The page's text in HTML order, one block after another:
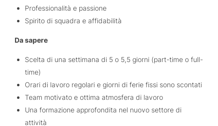
Professionalità e passione
Spirito di squadra e affidabilità
Da sapere
Scelta di una settimana di 5 o 5,5 giorni (part-time o full-
time)
Orari di lavoro regolari e giorni di ferie fissi sono scontati
Team motivato e ottima atmosfera di lavoro
Una formazione approfondita nel nuovo settore di
attività